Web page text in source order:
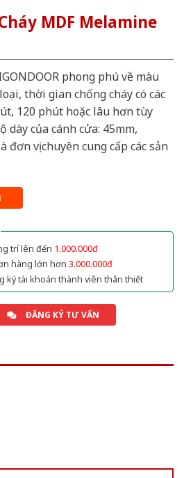
MDF Melamine
phong phú về màu
thời gian chống cháy có các
120 phút hoặc lâu hơn tùy
dày của cánh cửa: 45mm,
đơn vị chuyên cung cấp các sản
trí lên đến 1.000.000đ
hàng lớn hơn 3.000.000đ
ký tài khoản thành viên thân thiết
ĐĂNG KÝ TƯ VẤN